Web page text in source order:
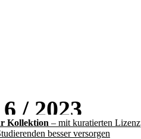
Kollektion – mit kuratierten
besser versorgen
6 / 2023